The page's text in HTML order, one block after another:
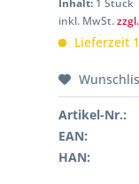
Inhalt: 1 Stück
inkl. MwSt.
Lieferzeit
Artikel-Nr.:
EAN:
HAN: